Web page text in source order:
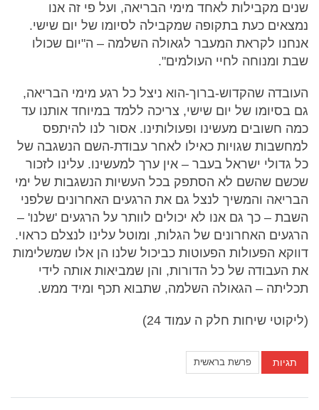
שנים מקבילות לאחד מימי הבריאה, ועל פי זה אנו
נמצאים כעת בתקופה שמקבילה לסיומו של יום שישי.
אנחנו לקראת המעבר לגאולה השלמה – ה"יום שכולו
שבת ומנוחה לחיי העולמים".
העובדה שהקדוש-ברוך-הוא ניצל כל רגע מימי הבריאה,
גם בסיומו של יום שישי, צריכה ללמד במיוחד אותנו עד
כמה חשובים מעשינו ופעולותינו. אסור לנו להיתפס
למחשבות שגויות כאילו לאחר עבודת-השם הנשגבה של
כל גדולי ישראל בעבר – אין ערך למעשינו. עלינו לזכור
שכשם שהשם לא הסתפק בכל העשיות הנשגבות של ימי
הבריאה והמשיך לנצל גם את הרגעים האחרונים שלפני
השבת – כך גם אנו לא יכולים לוותר על הרגעים 'שלנו' –
הרגעים האחרונים של הגלות, ומוטל עלינו לנצלם כראוי.
דווקא הפעולות הפעוטות כביכול שלנו הן אלו שמשלימות
את העבודה של כל הדורות, והן שמביאות אותה לידי
תכליתה – הגאולה השלמה, שתבוא תכף ומיד ממש.
(ליקוטי שיחות חלק ה עמוד 24)
תגיות פרשת בראשית